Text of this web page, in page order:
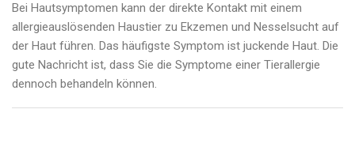
Bei Hautsymptomen kann der direkte Kontakt mit einem
allergieauslösenden Haustier zu Ekzemen und Nesselsucht auf
der Haut führen. Das häufigste Symptom ist juckende Haut. Die
gute Nachricht ist, dass Sie die Symptome einer Tierallergie
dennoch behandeln können.